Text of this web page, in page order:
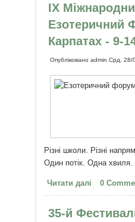
IX
Езотеричний
Карпатах - 9-
Опублікованоadmin Срд, 28/
Різні школи. Різні
Один потік. Одна
Читати далі про IX
Форум у
0
35-й